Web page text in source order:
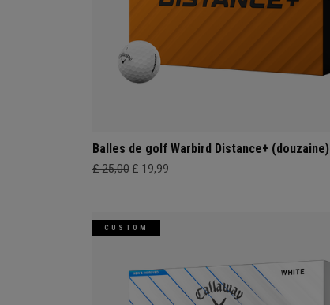
Balles de golf Warbird Distance+ (douzaine)
£ 25,00 £ 19,99
CUSTOM